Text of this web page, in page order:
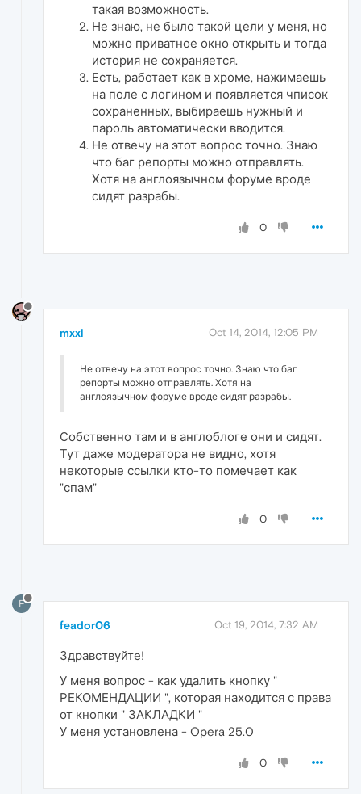
такая возможность.
Не знаю, не было такой цели у меня, но
можно приватное окно открыть и тогда
история не сохраняется.
Есть, работает как в хроме, нажимаешь
на поле с логином и появляется чписок
сохраненных, выбираешь нужный и
пароль автоматически вводится.
Не отвечу на этот вопрос точно. Знаю
что баг репорты можно отправлять.
Хотя на англоязычном форуме вроде
сидят разрабы.
0
mxxl Oct 14, 2014, 12:05 PM
Не отвечу на этот вопрос точно. Знаю что баг
репорты можно отправлять. Хотя на
англоязычном форуме вроде сидят разрабы.
Собственно там и в англоблоге они и сидят.
Тут даже модератора не видно, хотя
некоторые ссылки кто-то помечает как
"спам"
0
F
feador06 Oct 19, 2014, 7:32 AM
Здравствуйте!
У меня вопрос - как удалить кнопку "
РЕКОМЕНДАЦИИ ", которая находится с права
от кнопки " ЗАКЛАДКИ "
У меня установлена - Opera 25.0
0